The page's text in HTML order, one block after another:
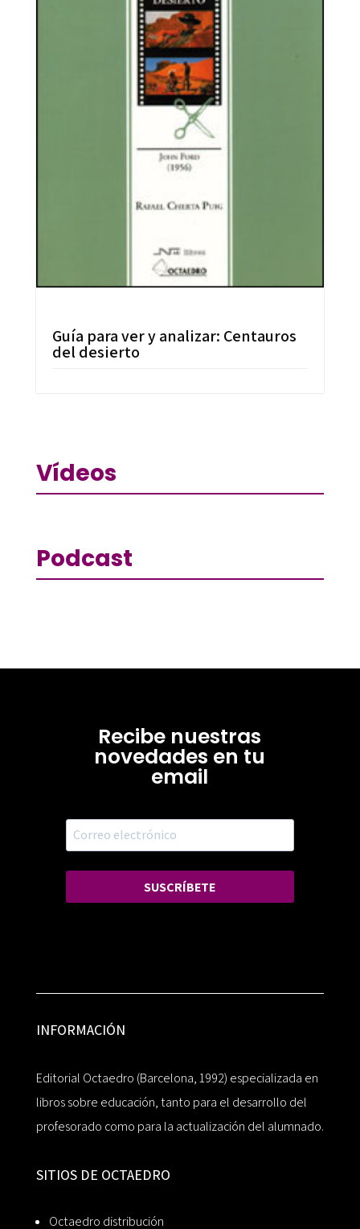
Guía para ver y analizar: Centauros
del desierto
Vídeos
Podcast
Recibe nuestras
novedades en tu
email
SUSCRÍBETE
INFORMACIÓN
Editorial Octaedro (Barcelona, 1992) especializada en
libros sobre educación, tanto para el desarrollo del
profesorado como para la actualización del alumnado.
SITIOS DE OCTAEDRO
Octaedro distribución